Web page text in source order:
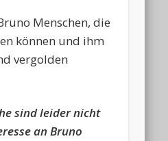
Menschen, die
können und ihm
vergolden
sind leider nicht
an Bruno